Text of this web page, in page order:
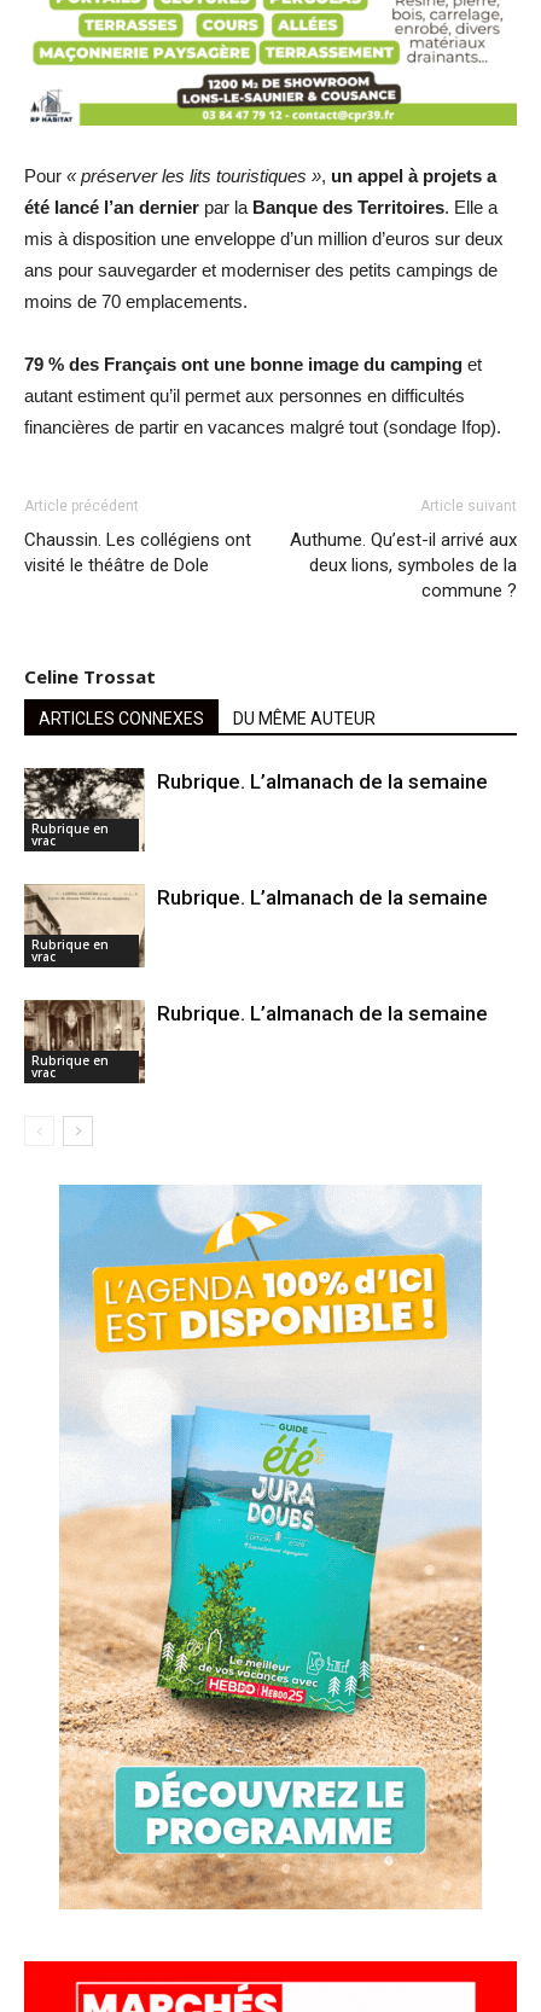
Pour « préserver les lits touristiques », un appel à projets a
été lancé l’an dernier par la Banque des Territoires. Elle a
mis à disposition une enveloppe d’un million d’euros sur deux
ans pour sauvegarder et moderniser des petits campings de
moins de 70 emplacements.
79 % des Français ont une bonne image du camping et
autant estiment qu’il permet aux personnes en difficultés
financières de partir en vacances malgré tout (sondage Ifop).
Article précédent
Chaussin. Les collégiens ont
visité le théâtre de Dole
Article suivant
Authume. Qu’est-il arrivé aux
deux lions, symboles de la
commune ?
Celine Trossat
ARTICLES CONNEXES DU MÊME AUTEUR
Rubrique en
vrac
Rubrique. L’almanach de la semaine
Rubrique en
vrac
Rubrique. L’almanach de la semaine
Rubrique en
vrac
Rubrique. L’almanach de la semaine